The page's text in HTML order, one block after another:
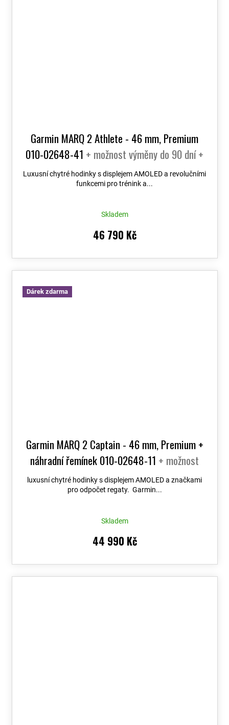
Garmin MARQ 2 Athlete - 46 mm, Premium
010-02648-41 + možnost výměny do 90 dní +
Topo Czech PRO Voucher
Luxusní chytré hodinky s displejem AMOLED a revolučními
funkcemi pro trénink a...
Skladem
46 790 Kč
Dárek zdarma
Garmin MARQ 2 Captain - 46 mm, Premium +
náhradní řemínek 010-02648-11 + možnost
výměny do 90 dní + Topo Czech PRO Voucher
luxusní chytré hodinky s displejem AMOLED a značkami
pro odpočet regaty. Garmin...
Skladem
44 990 Kč